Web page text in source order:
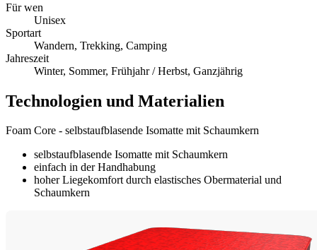
Für wen
Unisex
Sportart
Wandern, Trekking, Camping
Jahreszeit
Winter, Sommer, Frühjahr / Herbst, Ganzjährig
Technologien und Materialien
Foam Core - selbstaufblasende Isomatte mit Schaumkern
selbstaufblasende Isomatte mit Schaumkern
einfach in der Handhabung
hoher Liegekomfort durch elastisches Obermaterial und
Schaumkern